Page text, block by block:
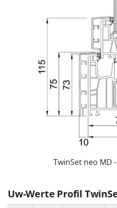
TwinSet neo MD
Uw-Werte Profil